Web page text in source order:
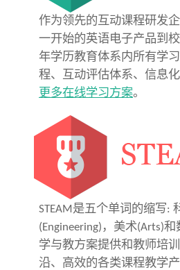
作为领先的互动课程研发
一开始的英语电子产品到
年学历教育体系内所有学
程、互动评估体系、信息
更多在线学习方案。
STEAM是五个单词的缩写:
(Engineering)，美术(Arts)
学与教方案提供和教师培
沿、高效的各类课程教学